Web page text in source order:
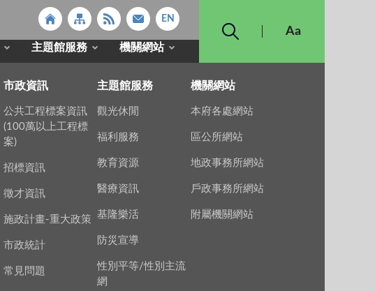
主題館服務 機關網站
市政資訊
公共工程標案資訊
(100萬以上工程標
案)
招標資訊
徵才資訊
施政計畫-重大政策
市政統計
常見問題
主題館服務
觀光休閒
福利服務
教育資源
醫療資訊
基隆樂活
防災宣導
性別平等/性別主流
網
機關網站
本府各處網站
區公所網站
地政事務所網站
戶政事務所網站
附屬機關網站